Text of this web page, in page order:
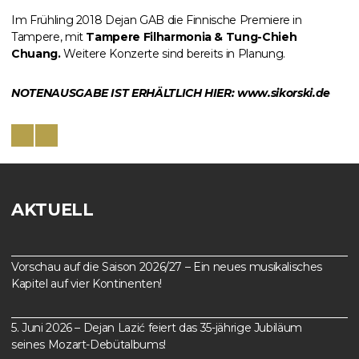
Im Frühling 2018 Dejan GAB die Finnische Premiere in
Tampere, mit Tampere Filharmonia & Tung-Chieh
Chuang.Weitere Konzerte sind bereits in Planung.
NOTENAUSGABE IST ERHÄLTLICH HIER:www.sikorski.de
AKTUELL
Vorschau auf die Saison 2026/27 – Ein neues musikalisches
Kapitel auf vier Kontinenten!
5. Juni 2026 – Dejan Lazić feiert das 35-jährige Jubiläum
seines Mozart-Debütalbums!